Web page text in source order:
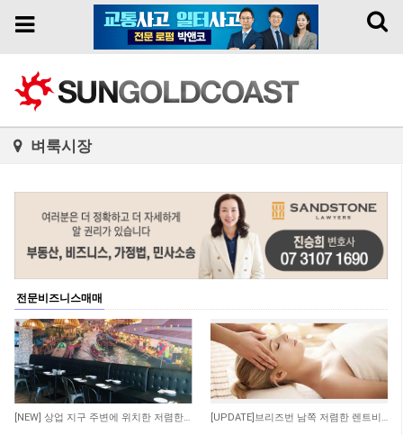
Toggle
Toggle
벼룩시장
전문비즈니스매매
48 40